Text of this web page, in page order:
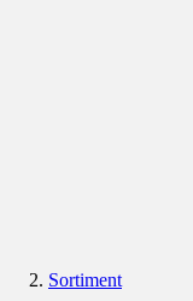
Sortiment